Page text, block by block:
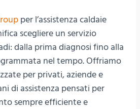
per l’assistenza caldaie
scegliere un servizio
dalla prima diagnosi fino alla
nel tempo. Offriamo
per privati, aziende e
di assistenza pensati per
sempre efficiente e